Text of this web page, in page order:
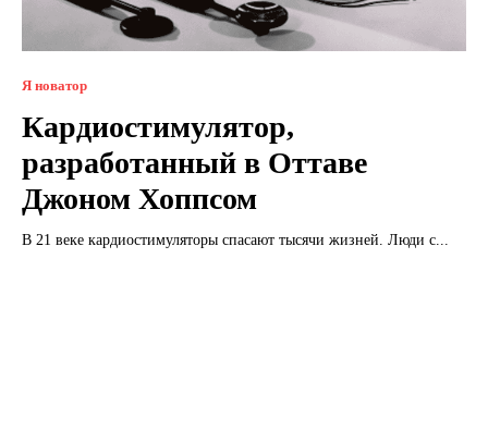
Я новатор
Кардиостимулятор,
разработанный в Оттаве
Джоном Хоппсом
В 21 веке кардиостимуляторы спасают тысячи жизней. Люди с...